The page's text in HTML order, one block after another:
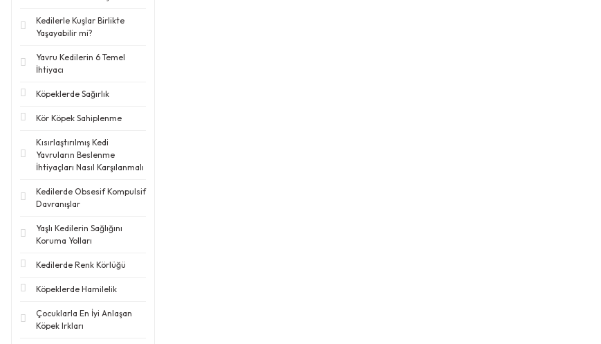
Kedilerle Kuşlar Birlikte
Yaşayabilir mi?
Yavru Kedilerin 6 Temel
İhtiyacı
Köpeklerde Sağırlık
Kör Köpek Sahiplenme
Kısırlaştırılmış Kedi
Yavruların Beslenme
İhtiyaçları Nasıl Karşılanmalı
Kedilerde Obsesif Kompulsif
Davranışlar
Yaşlı Kedilerin Sağlığını
Koruma Yolları
Kedilerde Renk Körlüğü
Köpeklerde Hamilelik
Çocuklarla En İyi Anlaşan
Köpek Irkları